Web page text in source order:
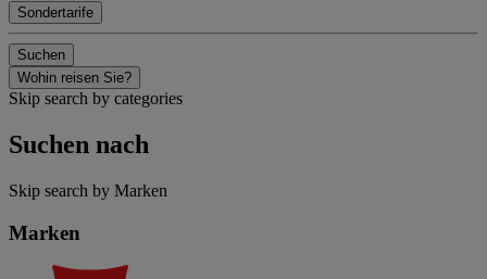
Sondertarife
Suchen
Wohin reisen Sie?
Skip search by categories
Suchen nach
Skip search by Marken
Marken